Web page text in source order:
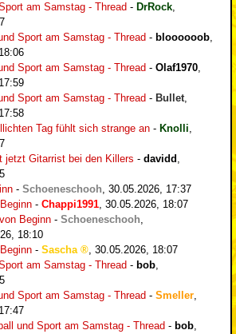
am Samstag - Thread - DrRock,
Sport am Samstag - Thread - bloooooob,
Sport am Samstag - Thread - Olaf1970,
Sport am Samstag - Thread - Bullet,
Tag fühlt sich strange an - Knolli,
jetzt Gitarrist bei den Killers - davidd ,
- Schoeneschooh, 30.05.2026, 17:37
- Chappi1991, 30.05.2026, 18:07
Beginn - Schoeneschooh,
18:10
- Sascha , 30.05.2026, 18:07
am Samstag - Thread - bob,
Sport am Samstag - Thread - Smeller,
und Sport am Samstag - Thread - bob,